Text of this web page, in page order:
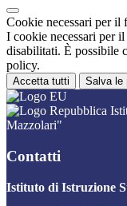
Cookie necessari per il
I cookie necessari per
disabilitati. È possibile
policy.
Accetta tutti Salva le
Mazzolari"
Contatti
Istituto di Istruzione